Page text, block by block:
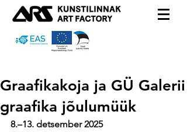
Graafikakoja ja GÜ Galerii
graafika jõulumüük
8.–13. detsember 2025